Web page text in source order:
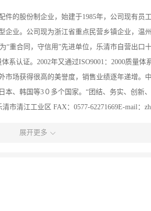
的股份制企业，始建于1985年，公司现有员
业。公司现为浙江省重点民营乡镇企业，温
重合同，守信用”先进单位，乐清市自营出口
系认证。2002年又通过ISO9001：2000质量体
市场获得很高的美誉度，销售业绩逐年递增。
、韩国等3０多个国家。“团结、务实、创新
清江工业区 FAX：0577-62271669E-mail：
展开更多